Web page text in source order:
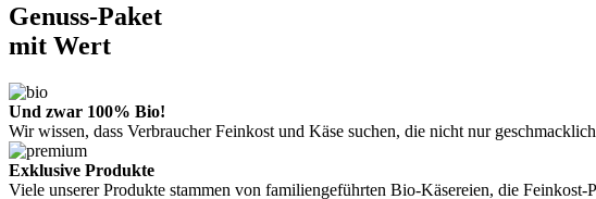
Genuss-Paket
mit Wert
Und zwar 100% Bio!
Wir wissen, dass Verbraucher Feinkost und Käse suchen, die nicht nur
Exklusive Produkte
Viele unserer Produkte stammen von familiengeführten Bio-Käsereien, die